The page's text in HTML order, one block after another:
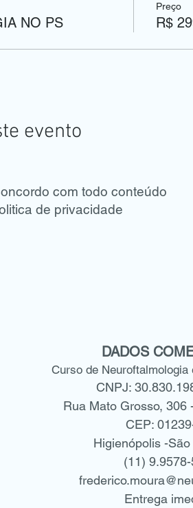
NO PS
Preço
R$
evento
com todo conteúdo
de privacidade
DADOS
Curso de Neuroftalmologia
CNPJ:
Rua Mato Grosso, 306
CEP:
Higienópolis -
(11)
Entrega